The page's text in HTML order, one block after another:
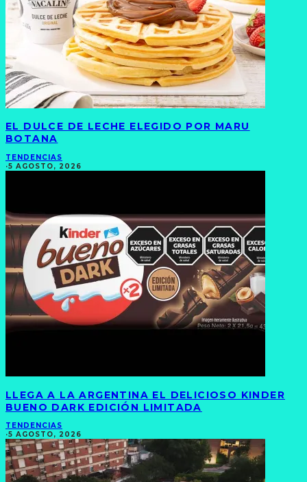
EL DULCE DE LECHE ELEGIDO POR MARU
BOTANA
TENDENCIAS
·5 AGOSTO, 2026
LLEGA A LA ARGENTINA EL DELICIOSO KINDER
BUENO DARK EDICIÓN LIMITADA
TENDENCIAS
·5 AGOSTO, 2026